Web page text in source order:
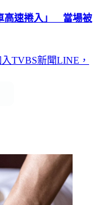
高速捲入」 當場被